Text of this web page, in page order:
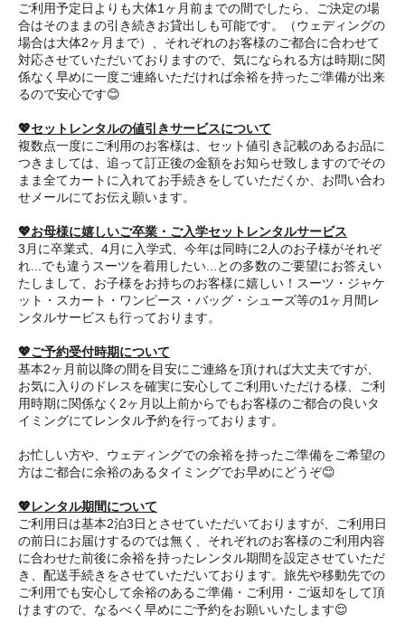
ご利用予定日よりも大体1ヶ月前までの間でしたら、ご決定の場
合はそのままの引き続きお貸出しも可能です。（ウェディングの
場合は大体2ヶ月まで）、それぞれのお客様のご都合に合わせて
対応させていただいておりますので、気になられる方は時期に関
係なく早めに一度ご連絡いただければ余裕を持ったご準備が出来
るので安心です😊
💖セットレンタルの値引きサービスについて
複数点一度にご利用のお客様は、セット値引き記載のあるお品に
つきましては、追って訂正後の金額をお知らせ致しますのでその
まま全てカートに入れてお手続きをしていただくか、お問い合わ
せメールにてお伝え願います。
💖お母様に嬉しいご卒業・ご入学セットレンタルサービス
3月に卒業式、4月に入学式、今年は同時に2人のお子様がそれぞ
れ...でも違うスーツを着用したい...との多数のご要望にお答えい
たしまして、お子様をお持ちのお客様に嬉しい！スーツ・ジャケ
ット・スカート・ワンピース・バッグ・シューズ等の1ヶ月間レ
ンタルサービスも行っております。
💖ご予約受付時期について
基本2ヶ月前以降の間を目安にご連絡を頂ければ大丈夫ですが、
お気に入りのドレスを確実に安心してご利用いただける様、ご利
用時期に関係なく2ヶ月以上前からでもお客様のご都合の良いタ
イミングにてレンタル予約を行っております。
お忙しい方や、ウェディングでの余裕を持ったご準備をご希望の
方はご都合に余裕のあるタイミングでお早めにどうぞ😊
💖レンタル期間について
ご利用日は基本2泊3日とさせていただいておりますが、ご利用日
の前日にお届けするのでは無く、それぞれのお客様のご利用内容
に合わせた前後に余裕を持ったレンタル期間を設定させていただ
き、配送手続きをさせていただいております。旅先や移動先での
ご利用でも安心して余裕のあるご準備・ご利用・ご返却をして頂
けますので、なるべく早めにご予約をお願いいたします😌